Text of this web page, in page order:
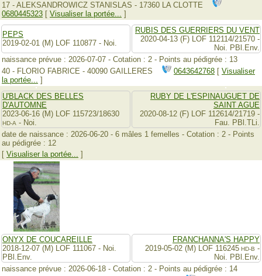
17 - ALEKSANDROWICZ STANISLAS - 17360 LA CLOTTE
0680445323 [ Visualiser la portée... ]
PEPS
2019-02-01 (M) LOF 110877 - Noi.
RUBIS DES GUERRIERS DU VENT
2020-04-13 (F) LOF 112114/21570 -
Noi. PBl.Env.
naissance prévue : 2026-07-07 - Cotation : 2 - Points au pédigrée : 13
40 - FLORIO FABRICE - 40090 GAILLERES
0643642768 [ Visualiser
la portée... ]
U'BLACK DES BELLES
D'AUTOMNE
2023-06-16 (M) LOF 115723/18630
HD-A - Noi.
RUBY DE L'ESPINAUGUET DE
SAINT AGUE
2020-08-12 (F) LOF 112614/21719 -
Fau. PBl.TLi.
date de naissance : 2026-06-20 - 6 mâles 1 femelles - Cotation : 2 - Points
au pédigrée : 12
[ Visualiser la portée... ]
ONYX DE COUCAREILLE
2018-12-07 (M) LOF 111067 - Noi.
PBl.Env.
FRANCHANNA'S HAPPY
2019-05-02 (M) LOF 116245 HD-B -
Noi. PBl.Env.
naissance prévue : 2026-06-18 - Cotation : 2 - Points au pédigrée : 14